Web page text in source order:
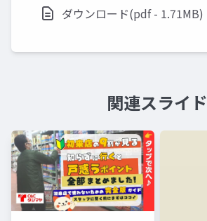
ダウンロード(pdf - 1.71MB)
関連スライド